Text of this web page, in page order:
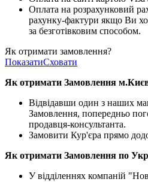
Оплата на розрахунковий
рахунку-фактури якщо Ви
за безготівковим способом.
Як отримати замовлення?
ПоказатиСховати
Як отримати Замовлення
Відвідавши один з наших
Замовлення, попередньо
продавця-консультанта.
Замовити Кур'єра прямо
Як отримати Замовлення по
У відділеннях компаній